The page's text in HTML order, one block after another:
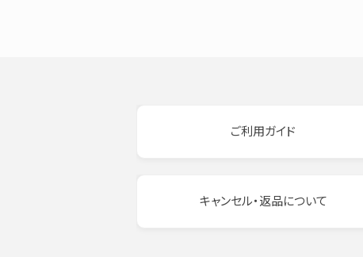
ご利用ガイド
キャンセル・返品について